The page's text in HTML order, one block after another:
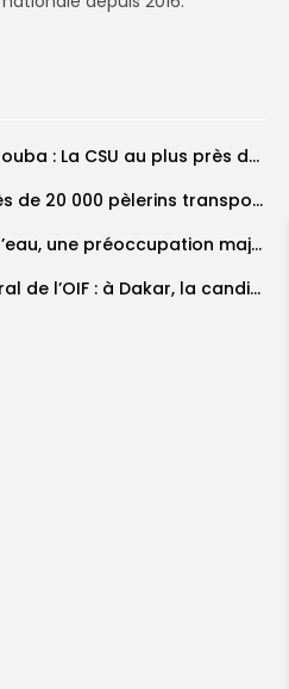
Grand Magal de Touba : La CSU au plus près des pèlerins
Magal 2026 : près de 20 000 pèlerins transportés vers Touba en...
Touba : l’accès à l’eau, une préoccupation majeure avant le Grand Magal
Secrétariat général de l’OIF : à Dakar, la candidate Coumba Bâ, décline...